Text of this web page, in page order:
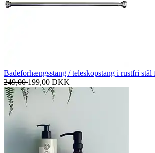
Badeforhængsstang / teleskopstang i rustfri
249,00199,00 DKK